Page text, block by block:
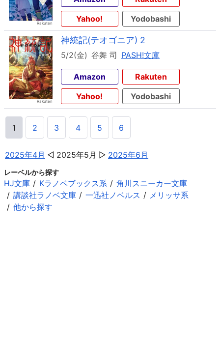
Yahoo!
Yodobashi
神統記(テオゴニア) 2
5/2(金) 谷舞 司 PASH!文庫
Amazon
Rakuten
Yahoo!
Yodobashi
1 2 3 4 5 6
2025年4月 2025年5月 2025年6月
レーベルから探す
HJ文庫 Kラノベブックス系
角川スニーカー文庫
講談社ラノベ文庫
一迅社ノベルス
メリッサ系
他から探す